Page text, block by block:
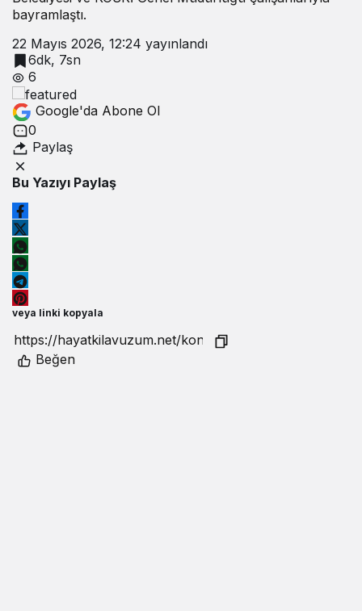
bayramlaştı.
22 Mayıs 2026, 12:24 yayınlandı
6dk, 7sn
6
Google'da Abone Ol
0
Paylaş
Bu Yazıyı Paylaş
veya linki kopyala
Beğen